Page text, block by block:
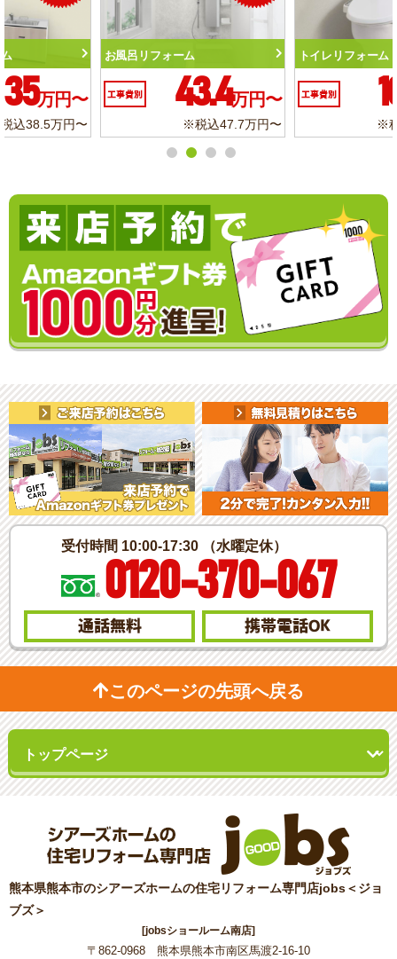
トイレリフォーム
工事費別 10.3万円〜
※税込11.3万円〜
洗面化粧台リフォーム
工事費別 6.2万円〜
※税込6.8万円〜
受付時間 10:00-17:30 （水曜定休）
0120-370-067
通話無料 携帯電話OK
このページの先頭へ戻る
熊本県熊本市のシアーズホームの住宅リフォーム専門店jobs＜ジョ
ブズ＞
[jobsショールーム南店]
〒862-0968 熊本県熊本市南区馬渡2-16-10